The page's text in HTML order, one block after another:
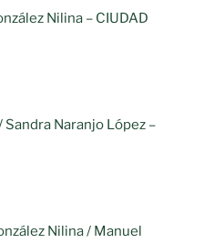
Nilina – CIUDAD
Sandra Naranjo López –
Nilina / Manuel